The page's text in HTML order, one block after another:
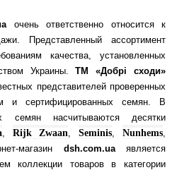
очень ответственно относится к
Представленный ассортимент
качества, установленных
Украины.ТМ «Добрі сходи»
представителей проверенных
и сертифицированных семян. В
семян насчитываются десятки
, Rijk Zwaan ,Seminis ,Nunhems
магазин dsh.com.uaявляется
коллекции товаров в категории